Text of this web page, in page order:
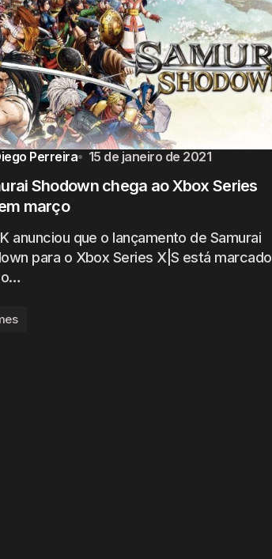
Perreira 15 de janeiro de 2021
Shodown chega ao Xbox Series
março
anunciou que o lançamento de Samurai
para o Xbox Series X|S está marcado
o…